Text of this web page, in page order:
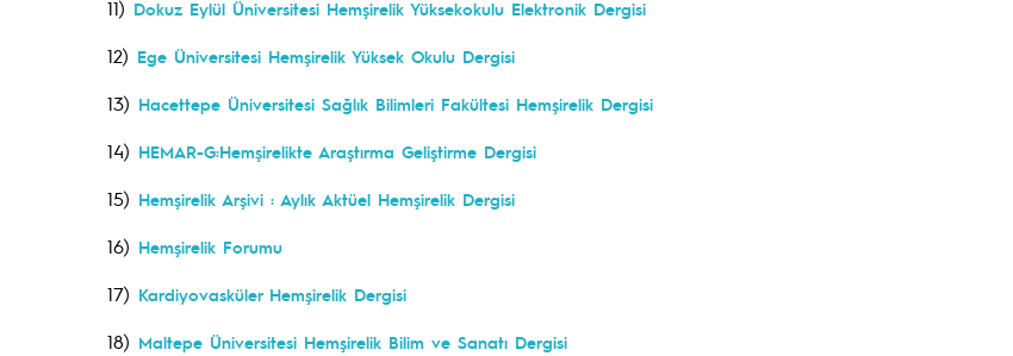
11) Dokuz Eylül Üniversitesi Hemşirelik Yüksekokulu Elektronik Dergisi
12) Ege Üniversitesi Hemşirelik Yüksek Okulu Dergisi
13) Hacettepe Üniversitesi Sağlık Bilimleri Fakültesi Hemşirelik Dergisi
14) HEMAR-G:Hemşirelikte Araştırma Geliştirme Dergisi
15) Hemşirelik Arşivi : Aylık Aktüel Hemşirelik Dergisi
16) Hemşirelik Forumu
17) Kardiyovasküler Hemşirelik Dergisi
18) Maltepe Üniversitesi Hemşirelik Bilim ve Sanatı Dergisi